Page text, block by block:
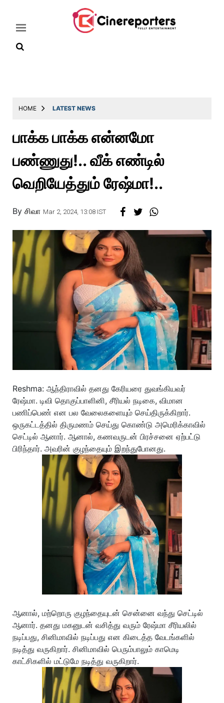
Latest
Throwback
Television
Photos
Story
HOME LATEST NEWS
பாக்க பாக்க என்னமோ
பண்ணுது!.. வீக் எண்டில்
வெறியேத்தும் ரேஷ்மா!..
By சிவா Mar 2, 2024, 13:08 IST
Reshma: ஆந்திராவில் தனது கேரியரை துவங்கியவர்
ரேஷ்மா. டிவி தொகுப்பாளினி, சீரியல் நடிகை, விமான
பணிப்பெண் என பல வேலைகளையும் செய்திருக்கிறார்.
ஒருகட்டத்தில் திருமணம் செய்து கொண்டு அமெரிக்காவில்
செட்டில் ஆனார். ஆனால், கணவருடன் பிரச்சனை ஏற்பட்டு
பிரிந்தார். அவரின் குழந்தையும் இறந்துபோனது.
ஆனால், மற்றொரு குழந்தையுடன் சென்னை வந்து செட்டில்
ஆனார். தனது மகனுடன் வசித்து வரும் ரேஷ்மா சீரியலில்
நடிப்பது, சினிமாவில் நடிப்பது என கிடைத்த வேடங்களில்
நடித்து வருகிறார். சினிமாவில் பெரும்பாலும் காமெடி
காட்சிகளில் மட்டுமே நடித்து வருகிறார்.